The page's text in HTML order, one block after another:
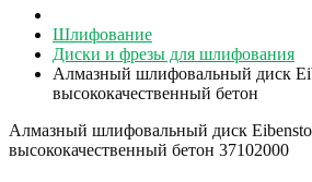
Шлифование
Диски и фрезы для шлифования
Алмазный шлифовальный диск
высококачественный бетон
Алмазный шлифовальный диск
высококачественный бетон 37102000